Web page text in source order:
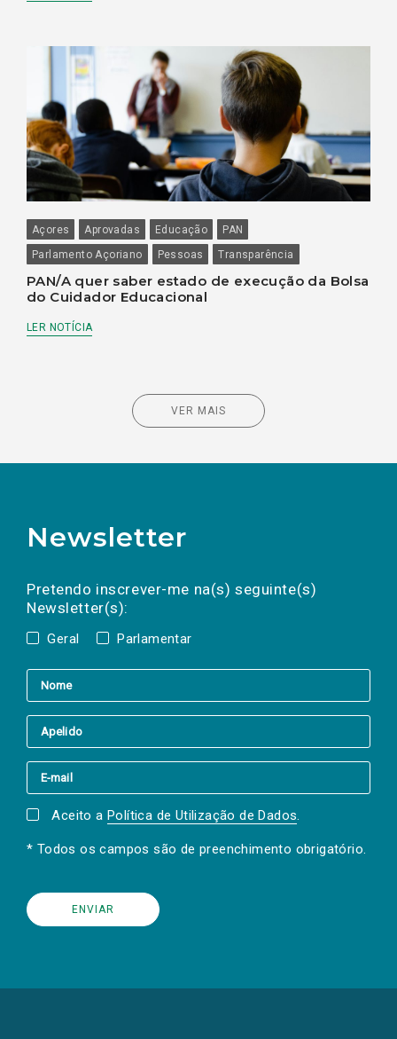
Açores Aprovadas Educação
PAN
Parlamento Açoriano
Pessoas Transparência
PAN/A quer saber estado de execução da Bolsa
do Cuidador Educacional
LER NOTÍCIA
VER MAIS
Newsletter
Pretendo inscrever-me na(s) seguinte(s)
Newsletter(s):
Geral Parlamentar
a(s) newsletter(s).
mail
Aceito a Política de Utilização de Dados.
* Todos os campos são de preenchimento obrigatório.